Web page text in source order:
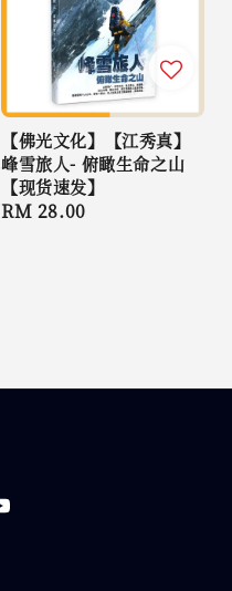
【佛光文化】【江秀真】
峰雪旅人- 俯瞰生命之山
【现货速发】
Regular
RM 28.00